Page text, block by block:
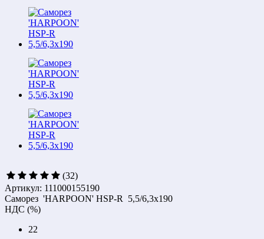
(32)
Артикул: 111000155190
Саморез 'HARPOON' HSP-R 5,5/6,3x190
НДС (%)
22